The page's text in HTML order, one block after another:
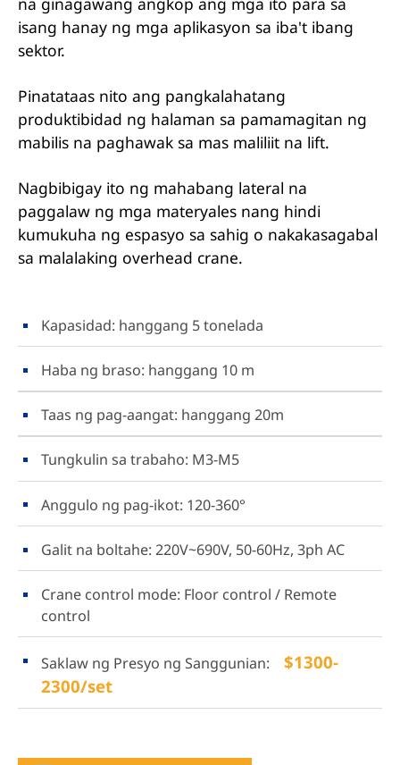
isang hanay ng mga aplikasyon sa iba't ibang
sektor.
Pinatataas nito ang pangkalahatang
produktibidad ng halaman sa pamamagitan ng
mabilis na paghawak sa mas maliliit na lift.
Nagbibigay ito ng mahabang lateral na
paggalaw ng mga materyales nang hindi
kumukuha ng espasyo sa sahig o nakakasagabal
sa malalaking overhead crane.
Kapasidad: hanggang 5 tonelada
Haba ng braso: hanggang 10 m
Taas ng pag-aangat: hanggang 20m
Tungkulin sa trabaho: M3-M5
Anggulo ng pag-ikot: 120-360°
Galit na boltahe: 220V~690V, 50-60Hz, 3ph AC
Crane control mode: Floor control / Remote
control
Saklaw ng Presyo ng Sanggunian:
$1300-
2300/set